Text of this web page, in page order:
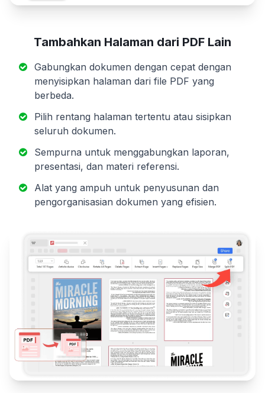
Tambahkan Halaman dari PDF Lain
Gabungkan dokumen dengan cepat dengan
menyisipkan halaman dari file PDF yang
berbeda.
Pilih rentang halaman tertentu atau sisipkan
seluruh dokumen.
Sempurna untuk menggabungkan laporan,
presentasi, dan materi referensi.
Alat yang ampuh untuk penyusunan dan
pengorganisasian dokumen yang efisien.